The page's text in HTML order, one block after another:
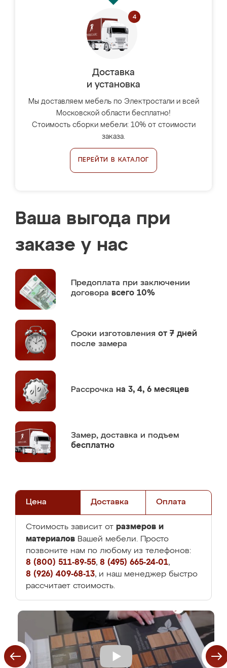
Доставка
и установка
Мы доставляем мебель по Электростали и всей
Московской области бесплатно!
Стоимость сборки мебели: 10% от стоимости
заказа.
ПЕРЕЙТИ В КАТАЛОГ
Ваша выгода при
заказе у нас
Предоплата при заключении
договора всего 10%
Сроки изготовления от 7 дней
после замера
Рассрочка на 3, 4, 6 месяцев
Замер, доставка и подъем
бесплатно
Цена Доставка Оплата
Стоимость зависит от размеров и
материалов Вашей мебели. Просто
позвоните нам по любому из телефонов:
8 (800) 511-89-55, 8 (495) 665-24-01,
8 (926) 409-68-13, и наш менеджер быстро
рассчитает стоимость.